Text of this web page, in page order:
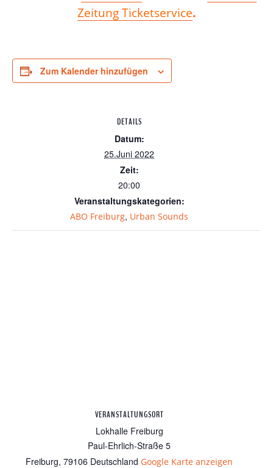
Zeitung Ticketservice.
Zum Kalender hinzufügen
DETAILS
Datum:
25.Juni 2022
Zeit:
20:00
Veranstaltungskategorien:
ABO Freiburg, Urban Sounds
VERANSTALTUNGSORT
Lokhalle Freiburg
Paul-Ehrlich-Straße 5
Freiburg, 79106 Deutschland Google Karte anzeigen